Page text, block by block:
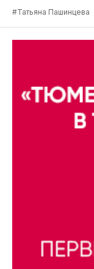
#Татьяна Пашинцева